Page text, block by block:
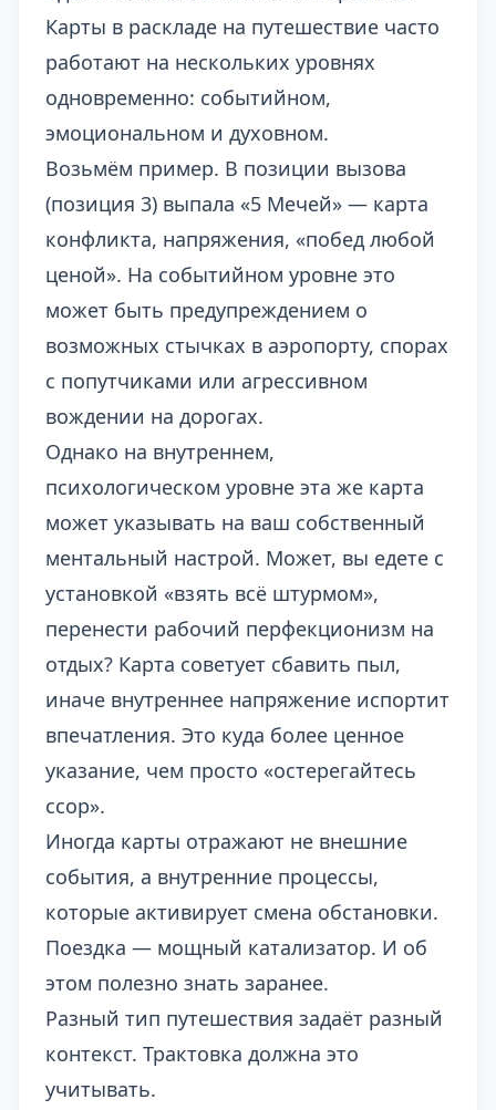
Карты в раскладе на путешествие часто
работают на нескольких уровнях
одновременно: событийном,
эмоциональном и духовном.
Возьмём пример. В позиции вызова
(позиция 3) выпала «5 Мечей» — карта
конфликта, напряжения, «побед любой
ценой». На событийном уровне это
может быть предупреждением о
возможных стычках в аэропорту, спорах
с попутчиками или агрессивном
вождении на дорогах.
Однако на внутреннем,
психологическом уровне эта же карта
может указывать на ваш собственный
ментальный настрой. Может, вы едете с
установкой «взять всё штурмом»,
перенести рабочий перфекционизм на
отдых? Карта советует сбавить пыл,
иначе внутреннее напряжение испортит
впечатления. Это куда более ценное
указание, чем просто «остерегайтесь
ссор».
Иногда карты отражают не внешние
события, а внутренние процессы,
которые активирует смена обстановки.
Поездка — мощный катализатор. И об
этом полезно знать заранее.
Разный тип путешествия задаёт разный
контекст. Трактовка должна это
учитывать.